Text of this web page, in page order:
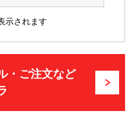
示されます
・ご注文など